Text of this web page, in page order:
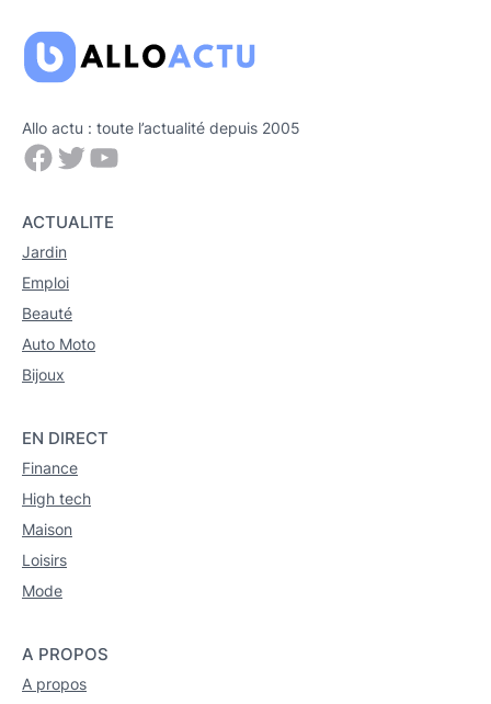
Allo actu : toute l’actualité depuis 2005
Facebook
Twitter
YouTube
ACTUALITE
Jardin
Emploi
Beauté
Auto Moto
Bijoux
EN DIRECT
Finance
High tech
Maison
Loisirs
Mode
A PROPOS
A propos